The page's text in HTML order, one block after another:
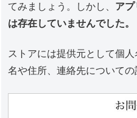
てみましょう。しかし、 ア
は存在していませんでした。
ストアには提供元として個
名や住所、連絡先についての